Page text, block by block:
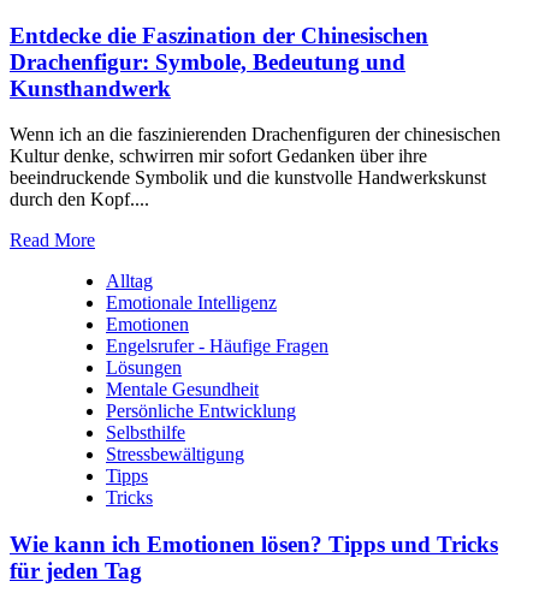
Entdecke die Faszination der Chinesischen
Drachenfigur: Symbole, Bedeutung und
Kunsthandwerk
Wenn ich an die faszinierenden Drachenfiguren der chinesischen
Kultur denke, schwirren mir sofort Gedanken über ihre
beeindruckende Symbolik und die kunstvolle Handwerkskunst
durch den Kopf....
Read More
Alltag
Emotionale Intelligenz
Emotionen
Engelsrufer - Häufige Fragen
Lösungen
Mentale Gesundheit
Persönliche Entwicklung
Selbsthilfe
Stressbewältigung
Tipps
Tricks
Wie kann ich Emotionen lösen? Tipps und Tricks
für jeden Tag